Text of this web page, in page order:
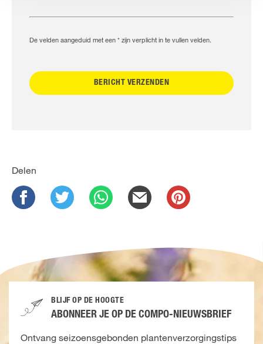
De velden aangeduid met een * zijn verplicht in te vullen velden.
Delen
BLIJF OP DE HOOGTE
ABONNEER JE OP DE COMPO-NIEUWSBRIEF
Ontvang seizoensgebonden plantenverzorgingstips